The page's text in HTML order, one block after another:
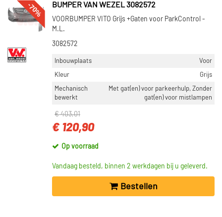
-70% BUMPER VAN WEZEL 3082572
VOORBUMPER VITO Grijs +Gaten voor ParkControl -
M.L.
3082572
Inbouwplaats
Voor
Kleur
Grijs
Mechanisch
bewerkt
Met gat(en) voor parkeerhulp, Zonder
gat(en) voor mistlampen
€ 403,01
€ 120,90
Op voorraad
Vandaag besteld, binnen 2 werkdagen bij u geleverd.
Bestellen